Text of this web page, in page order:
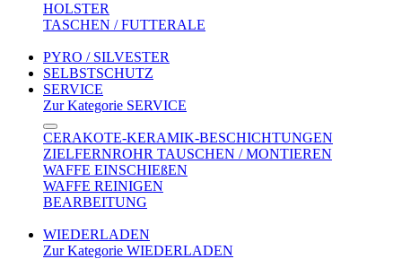
HOLSTER
TASCHEN / FUTTERALE
PYRO / SILVESTER
SELBSTSCHUTZ
SERVICE
Zur Kategorie SERVICE
CERAKOTE-KERAMIK-BESCHICHTUNGEN
ZIELFERNROHR TAUSCHEN / MONTIEREN
WAFFE EINSCHIEßEN
WAFFE REINIGEN
BEARBEITUNG
WIEDERLADEN
Zur Kategorie WIEDERLADEN